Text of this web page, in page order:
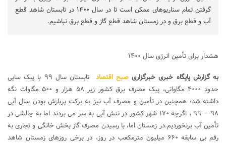
گرفتن تمام سناریوهای ممکن است تا در سال ۱۴۰۰ در تابستان شاهد قطع
آب و قطع برق و در زمستان شاهد قطع گاز و قطع برق نباشیم.
هشدار برای تأمین انرژی سال ۱۴۰۰
به گزارش پایگاه خبری خبرگزاری صبح اقتصاد
تابستان سال ۹۹ با پیک سایی
حدود ۴۰۰۰ مگاواتی، پیک مصرف برق کشور زیر ۵۸ هزار و ۵۰۰ مگاوات نگه
داشته شد؛ همچنین در تأمین و مصرف آب نیز به برکت پربارش بودن سال آبی
۹۸ – ۹۹ ، اگرچه ۱۷۰ شهر کشور در تنش آبی به سر می بردند اما به چالشی در
تأمین آب برنخوردیم.در زمستان اما، با رسیدن مصرف گاز بخش خانگی و تجاری به
رقم بی سابقه ۶۶۰ میلیون مترمکعب در روز، در برخی روزهای زمستان شاهد